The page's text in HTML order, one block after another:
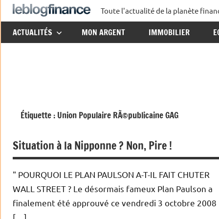
Aller
au
contenu
Le
Blog
Toute l'actualité de la planète
ACTUALITÉS MON ARGENT IMMOBILIER
Étiquette : Union Populaire RÃ©publicaine GAG
Situation à la Nipponne ? Non, Pire !
" POURQUOI LE PLAN PAULSON A-T-IL FAIT CHUTER
WALL STREET ? Le désormais fameux Plan Paulson a
finalement été approuvé ce vendredi 3 octobre 2008
[…]